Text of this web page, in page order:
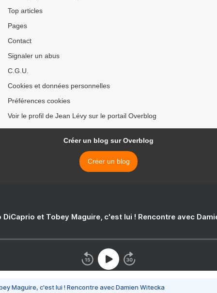
Top articles
Pages
Contact
Signaler un abus
C.G.U.
Cookies et données personnelles
Préférences cookies
Voir le profil de Jean Lévy sur le portail Overblog
Créer un blog sur Overblog
Créer un blog
DiCaprio et Tobey Maguire, c'est lui ! Rencontre avec
Maguire, c'est lui ! Rencontre avec Damien Witecka